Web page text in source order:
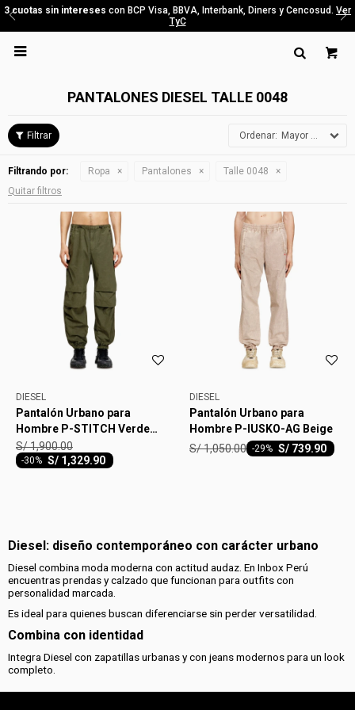
3 cuotas sin intereses con BCP Visa, BBVA, Interbank, Diners y Cencosud. Ver
TyC

PANTALONES DIESEL TALLE 0048
Mayor precio
Filtrando por: Ropa Pantalones
Talle 0048
Quitar filtros
DIESEL
Pantalón Urbano para
Hombre P-STITCH Verde
Militar
S/ 1,329.90
-30
S/1,900.00
DIESEL
Pantalón Urbano para
Hombre P-IUSKO-AG Beige
S/ 739.90
-29
S/1,050.00
Diesel: diseño contemporáneo con carácter urbano
Diesel combina moda moderna con actitud audaz. En Inbox Perú
encuentras prendas y calzado que funcionan para outfits con
personalidad marcada.
Es ideal para quienes buscan diferenciarse sin perder versatilidad.
Combina con identidad
Integra Diesel con zapatillas urbanas y con jeans modernos para un look
completo.